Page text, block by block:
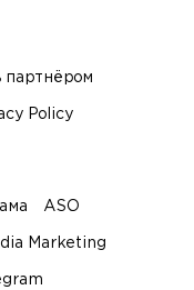
партнёром
Policy
ASO
Marketing